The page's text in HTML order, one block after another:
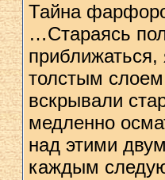
Тайна
…Стараясь
толстым
вскрывали
медленно
над этими
каждым